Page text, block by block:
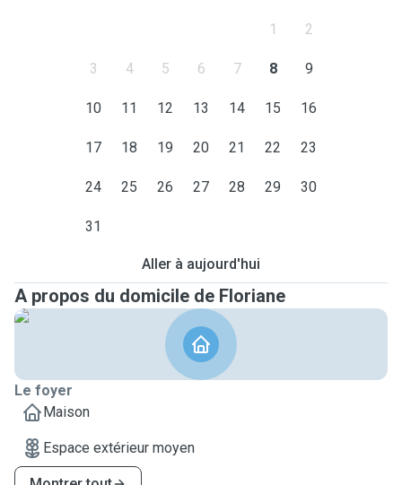
1 2
3 4 5 6 7 8 9
10 11 12 13 14 15 16
17 18 19 20 21 22 23
24 25 26 27 28 29 30
31
Aller à aujourd'hui
A propos du domicile de Floriane
Le foyer
Maison
Espace extérieur moyen